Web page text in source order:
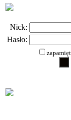
Nick:
Hasło: